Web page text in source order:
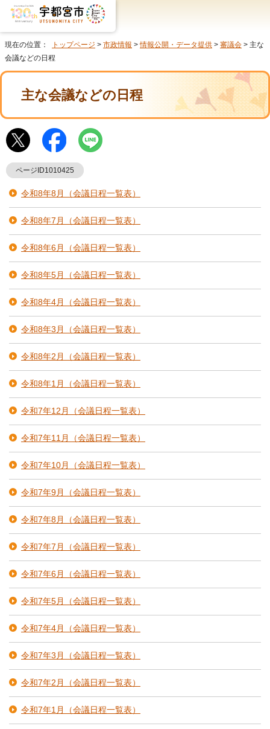
現在の位置： トップページ > 市政情報 >情報公開・データ提供 > 審議会 > 主な
会議などの日程
主な会議などの日程
ページID1010425
令和8年8月（会議日程一覧表）
令和8年7月（会議日程一覧表）
令和8年6月（会議日程一覧表）
令和8年5月（会議日程一覧表）
令和8年4月（会議日程一覧表）
令和8年3月（会議日程一覧表）
令和8年2月（会議日程一覧表）
令和8年1月（会議日程一覧表）
令和7年12月（会議日程一覧表）
令和7年11月（会議日程一覧表）
令和7年10月（会議日程一覧表）
令和7年9月（会議日程一覧表）
令和7年8月（会議日程一覧表）
令和7年7月（会議日程一覧表）
令和7年6月（会議日程一覧表）
令和7年5月（会議日程一覧表）
令和7年4月（会議日程一覧表）
令和7年3月（会議日程一覧表）
令和7年2月（会議日程一覧表）
令和7年1月（会議日程一覧表）